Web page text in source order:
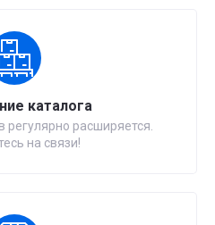
каталога
регулярно расширяется.
на связи!